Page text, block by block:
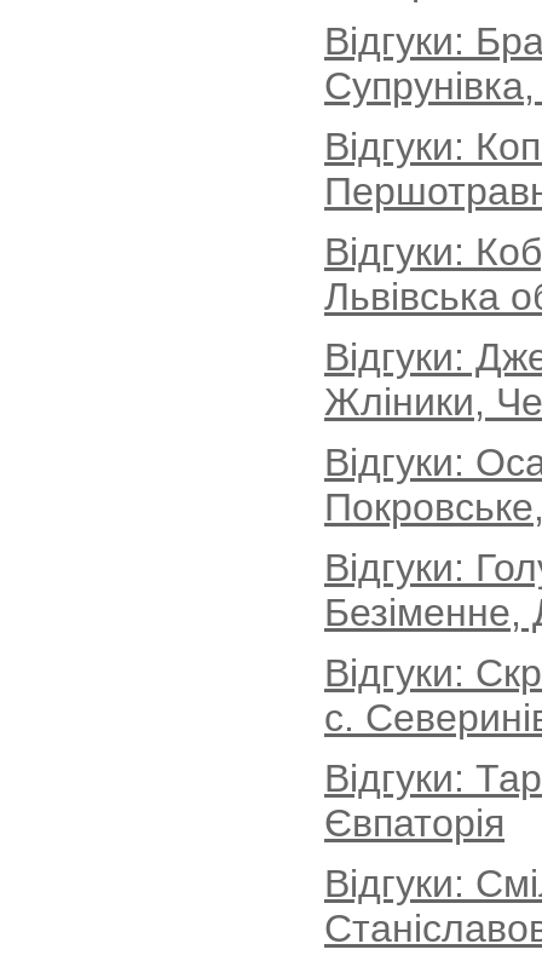
Відгуки:
Відгуки:
Відгуки:
Львівська
Відгуки:
Жліники,
Відгуки:
Відгуки:
Безіменне,
Відгуки:
с.
Відгуки:
Євпаторія
Відгуки: